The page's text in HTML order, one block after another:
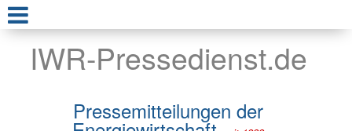
IWR-Pressedienst.de
Pressemitteilungen der